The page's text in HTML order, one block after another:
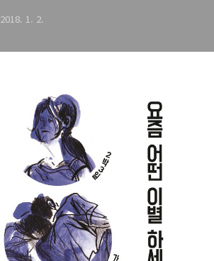
2018. 1. 2.